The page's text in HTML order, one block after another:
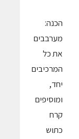
הכנה:
מערבבים
את כל
המרכיבים
יחד,
ומוסיפים
קרח
כתוש